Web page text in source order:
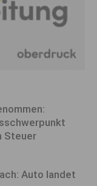
Steuer
Auto landet